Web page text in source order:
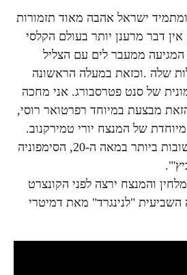
ישראל אהבה מאוד תזמורות
דבר מרענן יותר בעולם הקלסי
ממעבר לים עם הצליל
שלה .וכזאת במעלה הראשונה
של סנט פטרסבורג. אני מחכה
מבצעת במיוחד רפרטואר רוסי,
של המנצח יורי טמירקנוב.
לאחת הסימפוניות החשובות ביותר במאה ה-20, הסימפוניה
והמנצח ירצה לפני הקונצרט
השביעית "לנינגרד" מאת דמיטרי